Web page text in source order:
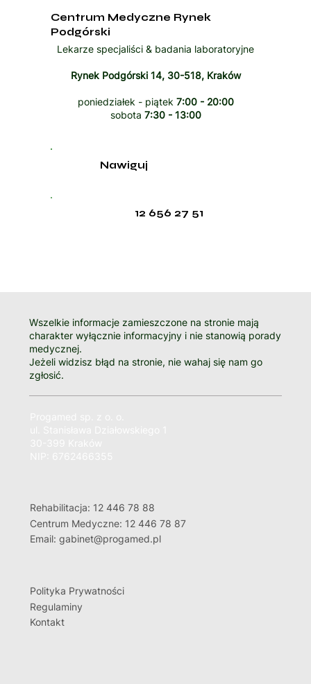
Centrum Medyczne Rynek
Podgórski
Lekarze specjaliści & badania laboratoryjne
Rynek Podgórski 14, 30-518, Kraków
poniedziałek - piątek 7:00 - 20:00
sobota 7:30 - 13:00
12 656 27 51
Nawiguj
Wszelkie informacje zamieszczone na stronie mają
charakter wyłącznie informacyjny i nie stanowią porady
medycznej.
Jeżeli widzisz błąd na stronie, nie wahaj się nam go
zgłosić.
Rehabilitacja: 12 446 78 88
Centrum Medyczne: 12 446 78 87
Email: gabinet@progamed.pl
Polityka Prywatności
Regulaminy
Kontakt